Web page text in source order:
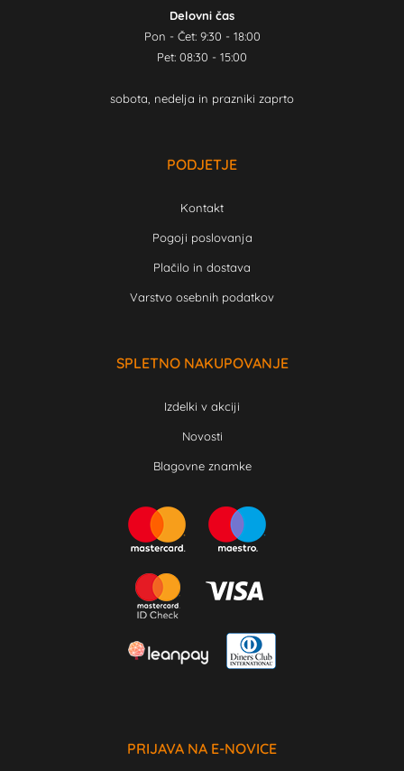
Delovni čas
Pon - Čet: 9:30 - 18:00
Pet: 08:30 - 15:00
sobota, nedelja in prazniki zaprto
PODJETJE
Kontakt
Pogoji poslovanja
Plačilo in dostava
Varstvo osebnih podatkov
SPLETNO NAKUPOVANJE
Izdelki v akciji
Novosti
Blagovne znamke
PRIJAVA NA E-NOVICE